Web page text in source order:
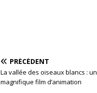
PRÉCÉDENT
La vallée des oiseaux blancs : un
magnifique film d’animation